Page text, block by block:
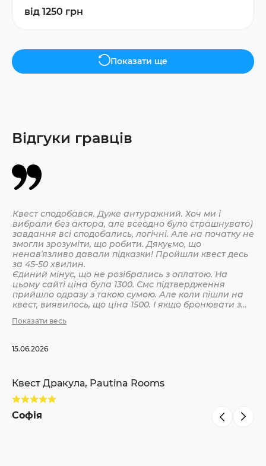
від 1250 грн
Показати ще
Відгуки гравців
Квест сподобався. Дуже антуражний. Хоч ми і
вибрали без актора, але всеодно було страшнувато)
завдання всі сподобались, логічні. Але на початку не
змогли зрозуміти, що робити. Дякуємо, що
ненавʼязливо давали підказки! Пройшли квест десь
за 45-50 хвилин.
Єдиний мінус, що не розібрались з оплатою. На
цьому сайті ціна була 1300. Смс підтвердження
прийшло одразу з такою сумою. Але коли пішли на
квест, виявилось, що ціна 1500. І якщо бронювати з
невелика, але всеодно уточнюйте при бронюванні
Показати весь
15.06.2026
Квест Дракула, Pautina Rooms
Софія